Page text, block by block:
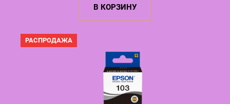
составляла
8,25 €.
7,65 €.
В КОРЗИНУ
РАСПРОДАЖАПРОДАВАЕМЫЙ
ТОВАР